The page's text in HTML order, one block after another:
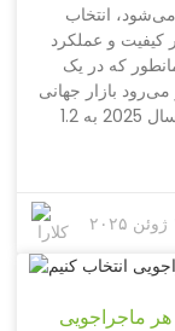
این گواهینامه‌ها
با قوانین باشید،
انتخاب
کیفیت و عملکرد
که در یک
بازار جهانی
ظروف نوشیدنی از جنس استیل ضد زنگ تا سال 2025 به 1.2
برای
ضروری می‌کند.
شرکت Yongkang Toptrue Houseware که در سال 2008
و تولید، در
ورزشی با کیفیت
ماجراجویی